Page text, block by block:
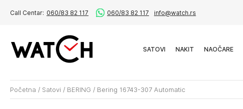
Call Centar: 060/83 82 117 060/83 82 117 info@watch.rs
SATOVI NAKIT NAOČARE
Početna / Satovi / BERING / Bering 16743-307 Automatic